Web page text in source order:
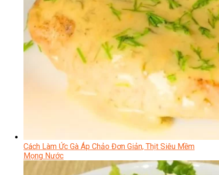
Cách Làm Ức Gà Áp Chảo Đơn Giản, Thịt Siêu Mềm
Mọng Nước